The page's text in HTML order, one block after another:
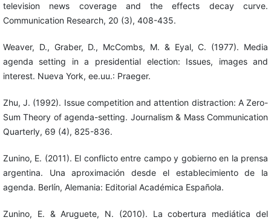
television news coverage and the effects decay curve.
Communication Research, 20 (3), 408-435.
Weaver, D., Graber, D., McCombs, M. & Eyal, C. (1977). Media
agenda setting in a presidential election: Issues, images and
interest. Nueva York, ee.uu.: Praeger.
Zhu, J. (1992). Issue competition and attention distraction: A Zero-
Sum Theory of agenda-setting. Journalism & Mass Communication
Quarterly, 69 (4), 825-836.
Zunino, E. (2011). El conflicto entre campo y gobierno en la prensa
argentina. Una aproximación desde el establecimiento de la
agenda. Berlín, Alemania: Editorial Académica Española.
Zunino, E. & Aruguete, N. (2010). La cobertura mediática del